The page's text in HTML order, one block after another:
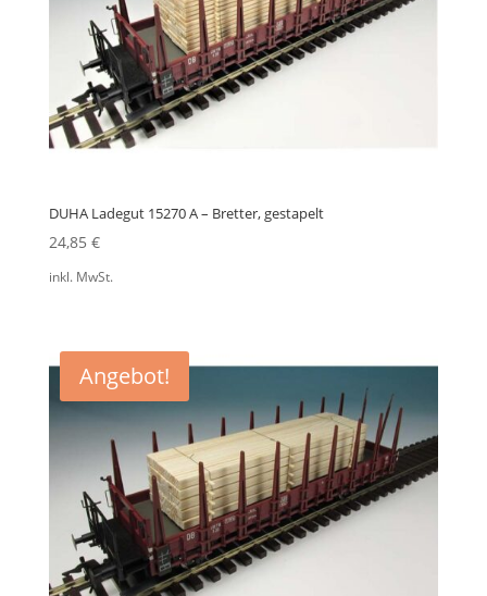
DUHA Ladegut 15270 A – Bretter, gestapelt
24,85 €
inkl. MwSt.
Angebot!